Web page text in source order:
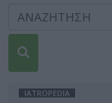
IATROPEDIA